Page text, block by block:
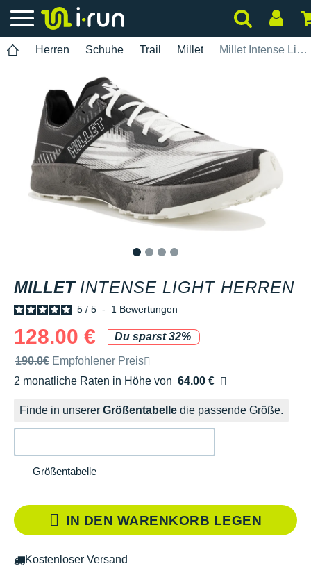
Herren Schuhe Trail Millet Millet Intense Light Herren
MILLET INTENSE LIGHT HERREN
5 / 5 - 1 Bewertungen
128.00 €
Du sparst 32%
Unverbindliche Preisempfehlung der Marke
190.0€ Empfohlener Preis
2 monatliche Raten in Höhe von 64.00 €
Ohne Zusatzkosten
Finde in unserer Größentabelle die passende Größe.
Größentabelle
IN DEN WARENKORB LEGEN
Kostenloser Versand